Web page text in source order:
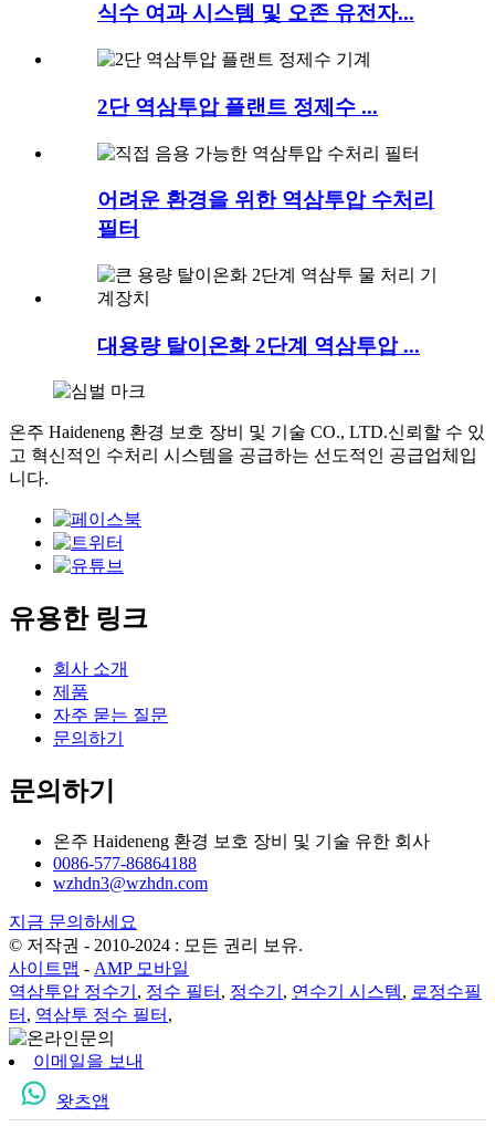
식수 여과 시스템 및 오존 유전자...
2단 역삼투압 플랜트 정제수 ...
어려운 환경을 위한 역삼투압 수처리
필터
대용량 탈이온화 2단계 역삼투압 ...
온주 Haideneng 환경 보호 장비 및 기술 CO., LTD.신뢰할 수 있
고 혁신적인 수처리 시스템을 공급하는 선도적인 공급업체입
니다.
유용한 링크
회사 소개
제품
자주 묻는 질문
문의하기
문의하기
온주 Haideneng 환경 보호 장비 및 기술 유한 회사
0086-577-86864188
wzhdn3@wzhdn.com
지금 문의하세요
© 저작권 - 2010-2024 : 모든 권리 보유.
사이트맵 - AMP 모바일
역삼투압 정수기 , 정수 필터 , 정수기 , 연수기 시스템, 로정수필
터 , 역삼투 정수 필터 ,
이메일을 보내
왓츠앱